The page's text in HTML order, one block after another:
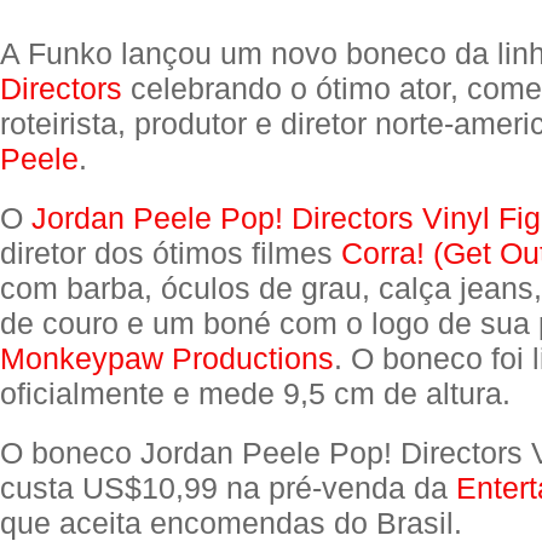
A Funko lançou um novo boneco da
Directors celebrando o ótimo ator,
roteirista, produtor e diretor norte-
Peele.
O Jordan Peele Pop! Directors Vinyl
diretor dos ótimos filmes Corra! (Get
com barba, óculos de grau, calça
de couro e um boné com o logo de sua
Monkeypaw Productions. O boneco foi
oficialmente e mede 9,5 cm de altura.
O boneco Jordan Peele Pop! Directors
custa US$10,99 na pré-venda da
que aceita encomendas do Brasil.